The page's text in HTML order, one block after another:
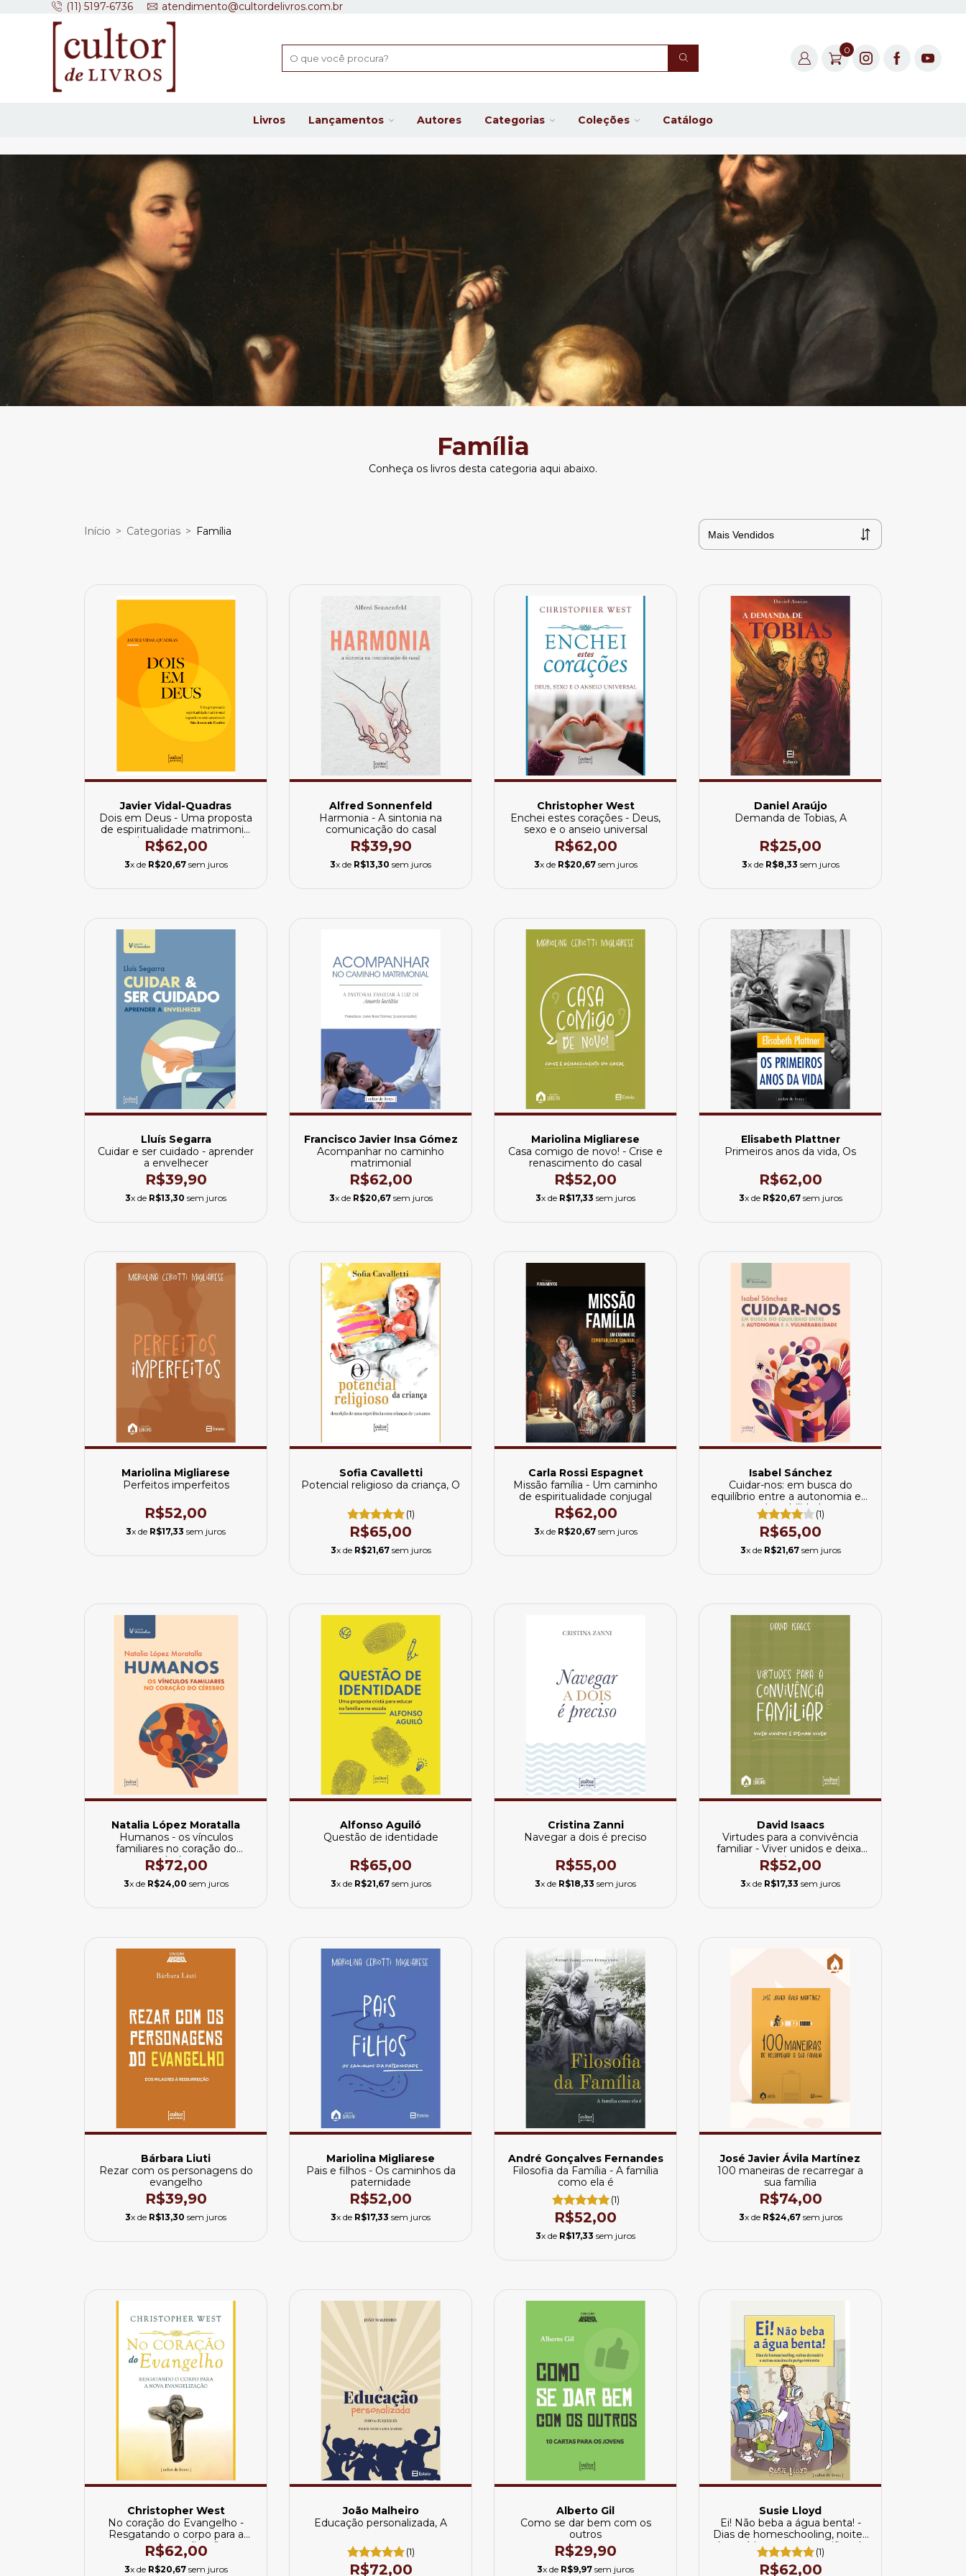
(11) 5197-6736 atendimento@cultordelivros.com.br
0
Livros Lançamentos Autores Categorias Coleções Catálogo
Família
Conheça os livros desta categoria aqui abaixo.
Início > Categorias > Família
Javier Vidal-Quadras
Dois em Deus - Uma proposta
de espiritualidade matrimonial
segundo os ensinamentos de
São Josemaria Escrivá
R$62,00
3x de R$20,67sem juros
Alfred Sonnenfeld
Harmonia - A sintonia na
comunicação do casal
R$39,90
3x de R$13,30 sem juros
Christopher West
Enchei estes corações - Deus,
sexo e o anseio universal
R$62,00
3x de R$20,67sem juros
Daniel Araújo
Demanda de Tobias, A
R$25,00
3x de R$8,33 sem juros
Lluís Segarra
Cuidar e ser cuidado - aprender
a envelhecer
R$39,90
3x de R$13,30 sem juros
Francisco Javier Insa Gómez
Acompanhar no caminho
matrimonial
R$62,00
3x de R$20,67sem juros
Mariolina Migliarese
Casa comigo de novo! - Crise e
renascimento do casal
R$52,00
3x de R$17,33 sem juros
Elisabeth Plattner
Primeiros anos da vida, Os
R$62,00
3x de R$20,67sem juros
Mariolina Migliarese
Perfeitos imperfeitos
R$52,00
3x de R$17,33 sem juros
Sofia Cavalletti
Potencial religioso da criança, O
(1)
R$65,00
3x de R$21,67sem juros
Carla Rossi Espagnet
Missão família - Um caminho
de espiritualidade conjugal
R$62,00
3x de R$20,67sem juros
Isabel Sánchez
Cuidar-nos: em busca do
equilíbrio entre a autonomia e a
vulnerabilidade
(1)
R$65,00
3x de R$21,67sem juros
Natalia López Moratalla
Humanos - os vínculos
familiares no coração do
cérebro
R$72,00
3x de R$24,00 sem juros
Alfonso Aguiló
Questão de identidade
R$65,00
3x de R$21,67sem juros
Cristina Zanni
Navegar a dois é preciso
R$55,00
3x de R$18,33 sem juros
David Isaacs
Virtudes para a convivência
familiar - Viver unidos e deixar
viver
R$52,00
3x de R$17,33 sem juros
Bárbara Liuti
Rezar com os personagens do
evangelho
R$39,90
3x de R$13,30 sem juros
Mariolina Migliarese
Pais e filhos - Os caminhos da
paternidade
R$52,00
3x de R$17,33 sem juros
André Gonçalves Fernandes
Filosofia da Família - A família
como ela é
(1)
R$52,00
3x de R$17,33 sem juros
José Javier Ávila Martínez
100 maneiras de recarregar a
sua família
R$74,00
3x de R$24,67sem juros
Christopher West
No coração do Evangelho -
Resgatando o corpo para a
nova evangelização
R$62,00
3x de R$20,67sem juros
João Malheiro
Educação personalizada, A
(1)
R$72,00
Alberto Gil
Como se dar bem com os
outros
R$29,90
3x de R$9,97 sem juros
Susie Lloyd
Ei! Não beba a água benta! -
Dias de homeschooling, noites
de rosário e outras ocasiões de
perigo iminente
(1)
R$62,00